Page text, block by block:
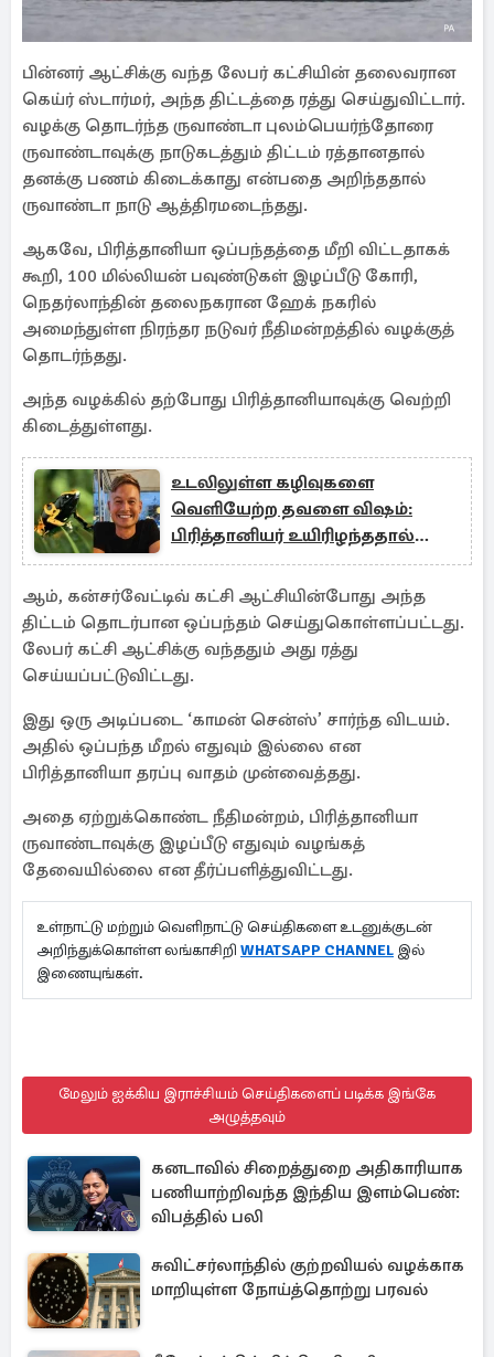
பின்னர் ஆட்சிக்கு வந்த லேபர் கட்சியின் தலைவரான
கெய்ர் ஸ்டார்மர், அந்த திட்டத்தை ரத்து செய்துவிட்டார்.
வழக்கு தொடர்ந்த ருவாண்டா புலம்பெயர்ந்தோரை
ருவாண்டாவுக்கு நாடுகடத்தும் திட்டம் ரத்தானதால்
தனக்கு பணம் கிடைக்காது என்பதை அறிந்ததால்
ருவாண்டா நாடு ஆத்திரமடைந்தது.
ஆகவே, பிரித்தானியா ஒப்பந்தத்தை மீறி விட்டதாகக்
கூறி, 100 மில்லியன் பவுண்டுகள் இழப்பீடு கோரி,
நெதர்லாந்தின் தலைநகரான ஹேக் நகரில்
அமைந்துள்ள நிரந்தர நடுவர் நீதிமன்றத்தில் வழக்குத்
தொடர்ந்தது.
அந்த வழக்கில் தற்போது பிரித்தானியாவுக்கு வெற்றி
கிடைத்துள்ளது.
உடலிலுள்ள கழிவுகளை
வெளியேற்ற தவளை விஷம்:
பிரித்தானியர் உயிரிழந்ததால்
பரபரப்பு
ஆம், கன்சர்வேட்டிவ் கட்சி ஆட்சியின்போது அந்த
திட்டம் தொடர்பான ஒப்பந்தம் செய்துகொள்ளப்பட்டது.
லேபர் கட்சி ஆட்சிக்கு வந்ததும் அது ரத்து
செய்யப்பட்டுவிட்டது.
இது ஒரு அடிப்படை ‘காமன் சென்ஸ்’ சார்ந்த விடயம்.
அதில் ஒப்பந்த மீறல் எதுவும் இல்லை என
பிரித்தானியா தரப்பு வாதம் முன்வைத்தது.
அதை ஏற்றுக்கொண்ட நீதிமன்றம், பிரித்தானியா
ருவாண்டாவுக்கு இழப்பீடு எதுவும் வழங்கத்
தேவையில்லை என தீர்ப்பளித்துவிட்டது.
உள்நாட்டு மற்றும் வெளிநாட்டு செய்திகளை உடனுக்குடன்
அறிந்துக்கொள்ள லங்காசிறி WHATSAPP CHANNEL இல்
இணையுங்கள்.
மேலும் ஐக்கிய இராச்சியம் செய்திகளைப் படிக்க இங்கே
அழுத்தவும்
கனடாவில் சிறைத்துறை அதிகாரியாக
பணியாற்றிவந்த இந்திய இளம்பெண்:
விபத்தில் பலி
சுவிட்சர்லாந்தில் குற்றவியல் வழக்காக
மாறியுள்ள நோய்த்தொற்று பரவல்